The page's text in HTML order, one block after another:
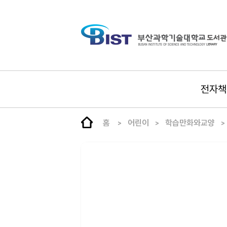
전자책
홈 어린이 학습만화와교양